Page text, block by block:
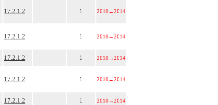
17.2.1.2 1 2010 →2014
17.2.1.2 1 2010 →2014
17.2.1.2 1 2010 →2014
17.2.1.2 1 2010 →2014
17.2.1.2 1 2010 →2014